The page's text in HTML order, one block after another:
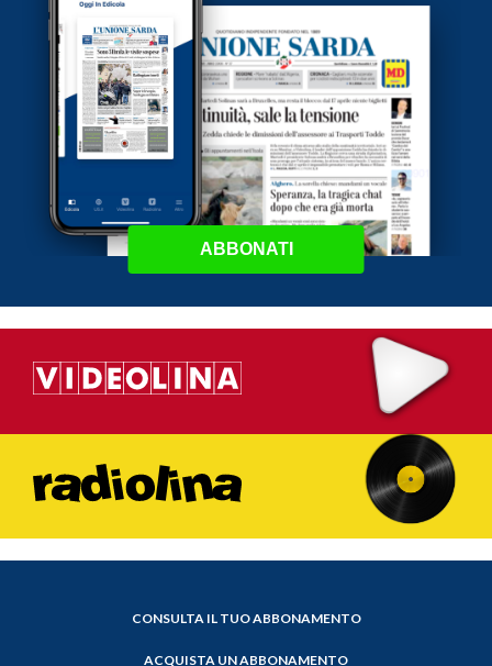
ABBONATI
CONSULTA IL TUO ABBONAMENTO
ACQUISTA UN ABBONAMENTO